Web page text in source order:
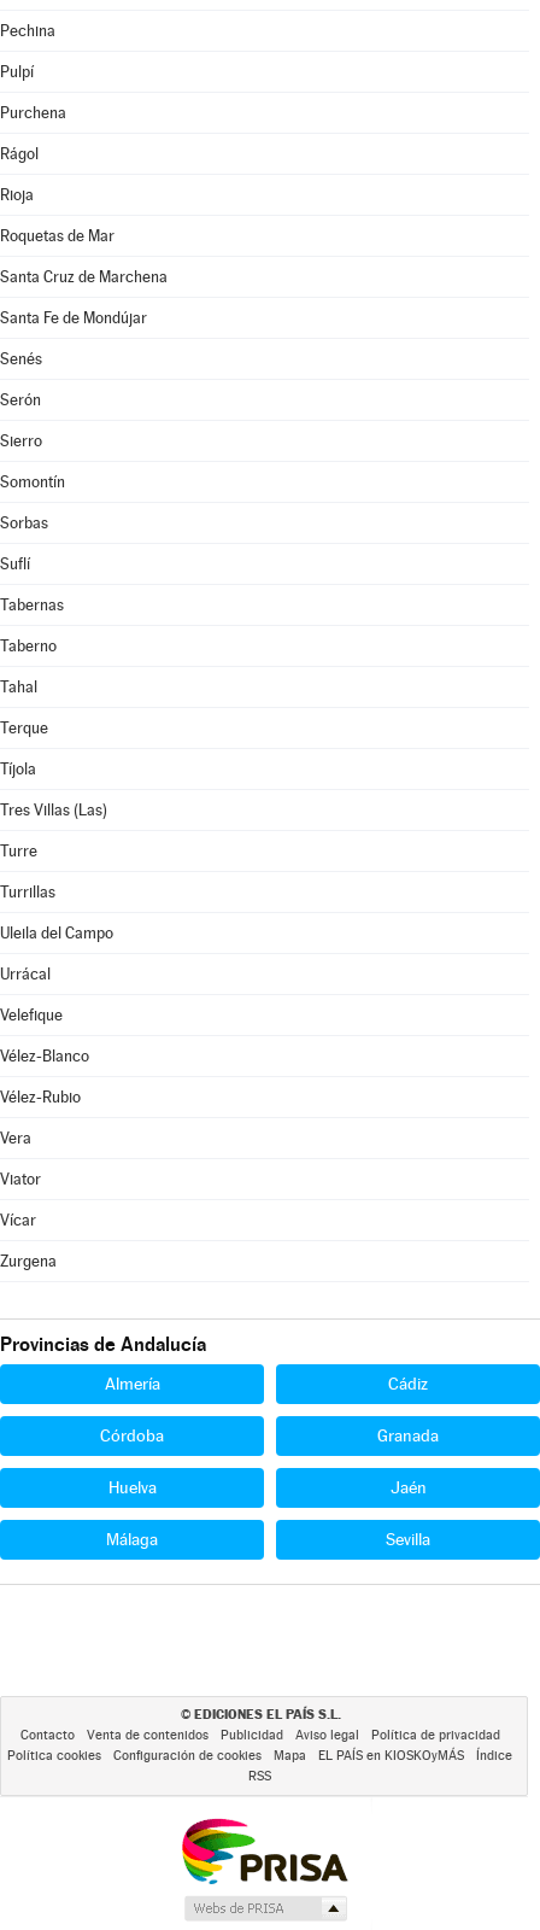
Pechina
Pulpí
Purchena
Rágol
Rioja
Roquetas de Mar
Santa Cruz de Marchena
Santa Fe de Mondújar
Senés
Serón
Sierro
Somontín
Sorbas
Suflí
Tabernas
Taberno
Tahal
Terque
Tíjola
Tres Villas (Las)
Turre
Turrillas
Uleila del Campo
Urrácal
Velefique
Vélez-Blanco
Vélez-Rubio
Vera
Viator
Vícar
Zurgena
Provincias de Andalucía
Almería Cádiz
Córdoba Granada
Huelva Jaén
Málaga Sevilla
© EDICIONES EL PAÍS S.L.
Contacto Venta de contenidos Publicidad Aviso legal
Política de privacidad
Política cookies
Configuración de cookies Mapa EL PAÍS en KIOSKOyMÁS
Índice
RSS